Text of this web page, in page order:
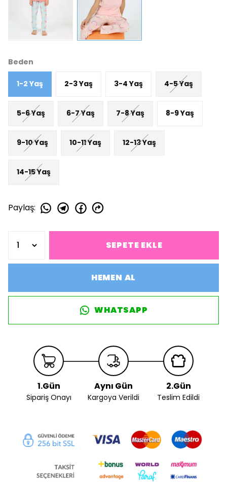
Beden
1-2 Yaş 2-3 Yaş 3-4 Yaş 4-5 Yaş
5-6 Yaş 6-7 Yaş 7-8 Yaş 8-9 Yaş
9-10 Yaş 10-11 Yaş 12-13 Yaş
14-15 Yaş
Paylaş:
SEPETE EKLE
HEMEN AL
WHATSAPP
1.Gün
Sipariş Onayı
Aynı Gün
Kargoya Verildi
2.Gün
Teslim Edildi